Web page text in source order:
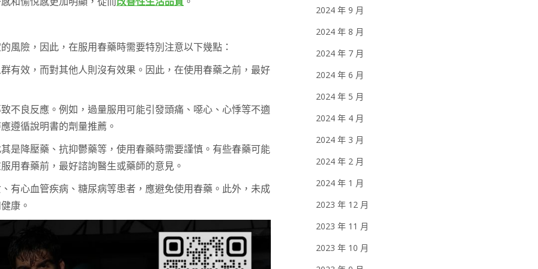
風險，因此，在服用春藥時需要特別注意以下幾點：
有效，而對其他人則沒有效果。因此，在使用春藥之前，最好
不良反應。例如，過量服用可能引發頭痛、噁心、心悸等不適
遵循說明書的劑量推薦。
是降壓藥、抗抑鬱藥等，使用春藥時需要謹慎。有些春藥可能
用春藥前，最好諮詢醫生或藥師的意見。
有心血管疾病、糖尿病等患者，應避免使用春藥。此外，未成
康。
2024 年 9 月
2024 年 8 月
2024 年 7 月
2024 年 6 月
2024 年 5 月
2024 年 4 月
2024 年 3 月
2024 年 2 月
2024 年 1 月
2023 年 12 月
2023 年 11 月
2023 年 10 月